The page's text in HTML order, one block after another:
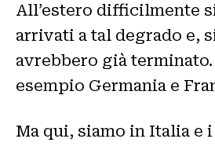
All’estero difficilmente
arrivati a tal degrado e,
avrebbero già
esempio Germania e
Ma qui, siamo in Italia e